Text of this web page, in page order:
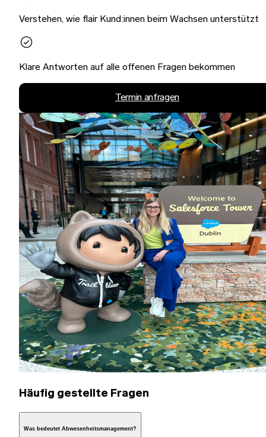
Verstehen, wie flair Kund:innen beim Wachsen unterstützt
Klare Antworten auf alle offenen Fragen bekommen
Termin anfragen
Häufig gestellte Fragen
Was bedeutet Abwesenheitsmanagement?